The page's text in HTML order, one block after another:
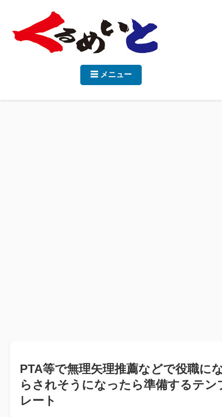
☰ メニュー
PTA等で無理矢理推薦などで役職に
らされそうになったら準備するテン
レート